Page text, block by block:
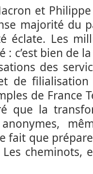
et
majorité du
éclate. Les
c’est bien de
des
de
de France
que la
fait que
Les cheminots,